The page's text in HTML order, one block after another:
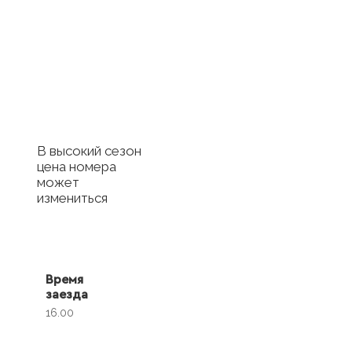
В высокий сезон
цена номера
может
измениться
Время
заезда
16.00